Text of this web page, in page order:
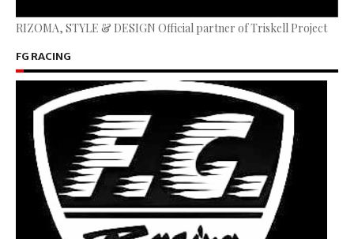
RIZOMA, STYLE & DESIGN Official partner of Triskell Project
FG RACING